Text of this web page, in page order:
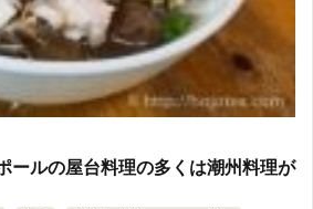
ールの屋台料理の多くは潮州料理が